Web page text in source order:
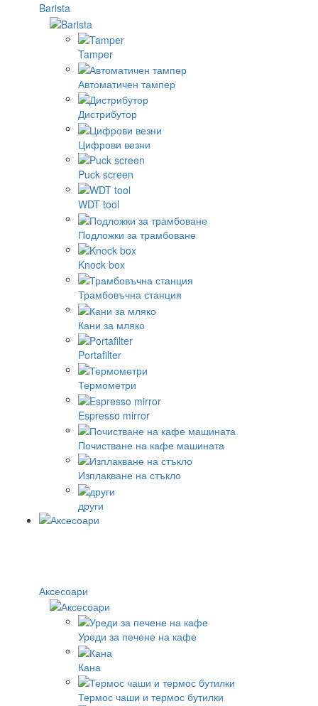
Barista
Tamper
Автоматичен тампер
Дистрибутор
Цифрови везни
Puck screen
WDT tool
Подложки за трамбоване
Knock box
Трамбовъчна станция
Кани за мляко
Portafilter
Термометри
Espresso mirror
Почистване на кафе машината
Изплакване на стъкло
други
Аксесоари
Уреди за печене на кафе
Кана
Термос чаши и термос бутилки